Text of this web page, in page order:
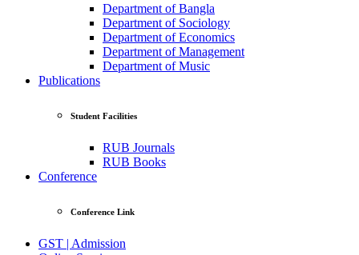
Department of Bangla
Department of Sociology
Department of Economics
Department of Management
Department of Music
Publications
Student Facilities
RUB Journals
RUB Books
Conference
Conference Link
GST | Admission